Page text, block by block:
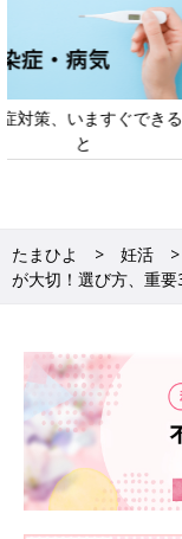
日本外来小児科学会
たまひよ 妊活
が大切！選び方、重要